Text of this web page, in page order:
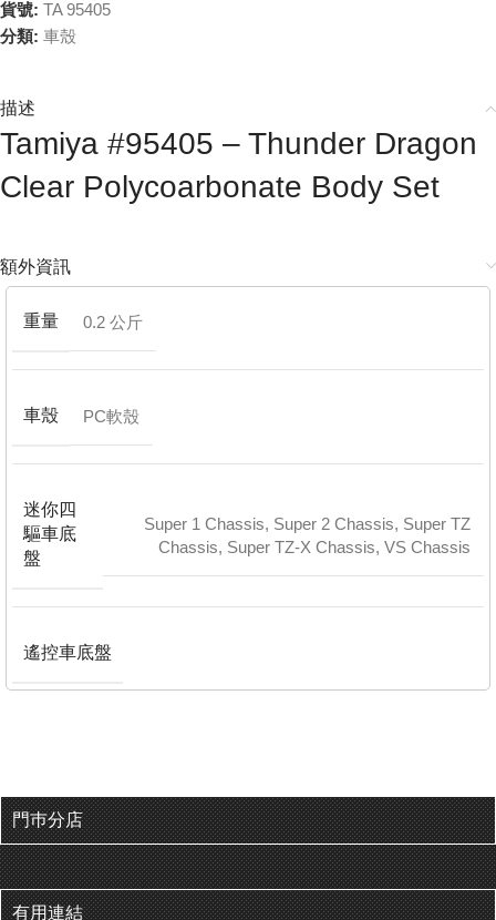
貨號: TA 95405
分類: 車殼
描述
Tamiya #95405 – Thunder Dragon
Clear Polycoarbonate Body Set
額外資訊
重量 0.2 公斤
車殼 PC軟殼
迷你四
驅車底
盤
Super 1 Chassis, Super 2 Chassis, Super TZ
Chassis, Super TZ-X Chassis, VS Chassis
遙控車底盤
門巿分店
有用連結